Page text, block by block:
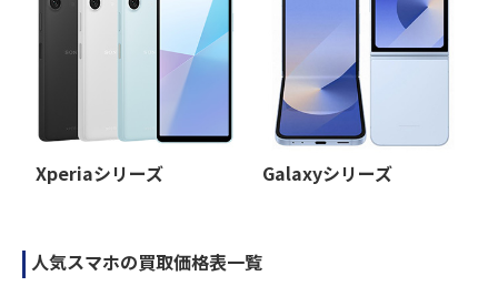
Xperiaシリーズ Galaxyシリーズ
人気スマホの買取価格表一覧